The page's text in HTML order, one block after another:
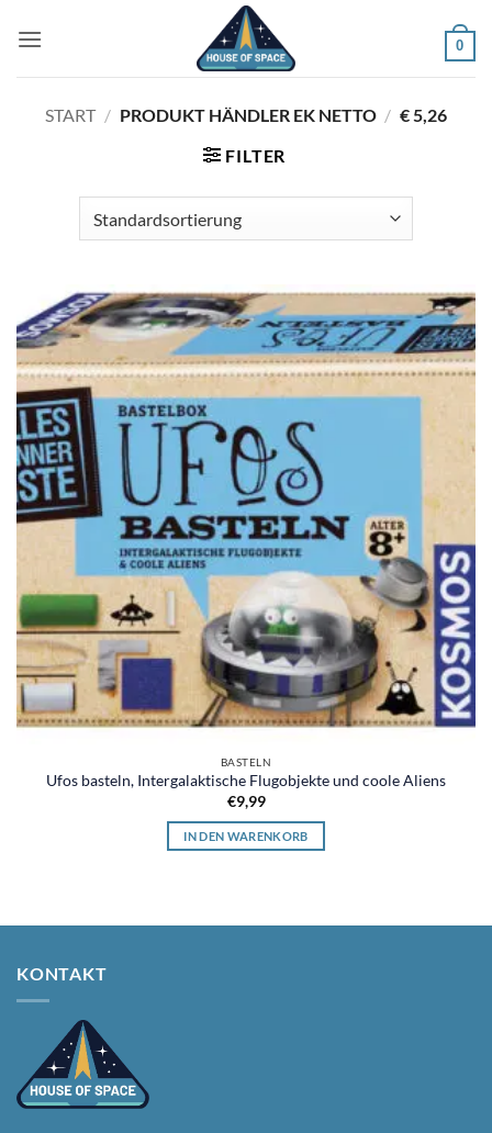
Inhalt
0
START / PRODUKT HÄNDLER EK NETTO / € 5,26
FILTER
BASTELN
Ufos basteln, Intergalaktische Flugobjekte und coole Aliens
€9,99
IN DEN WARENKORB
KONTAKT